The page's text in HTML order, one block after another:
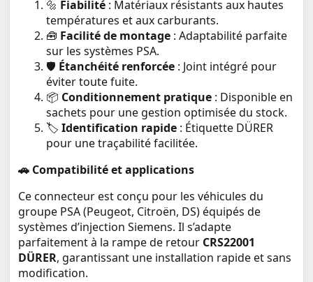
🔩 Fiabilité : Matériaux résistants aux hautes
températures et aux carburants.
🧰 Facilité de montage : Adaptabilité parfaite
sur les systèmes PSA.
🛡️ Étanchéité renforcée : Joint intégré pour
éviter toute fuite.
📦 Conditionnement pratique : Disponible en
sachets pour une gestion optimisée du stock.
🏷️Identification rapide : Étiquette DÜRER
pour une traçabilité facilitée.
🚗 Compatibilité et applications
Ce connecteur est conçu pour les véhicules du
groupe PSA (Peugeot, Citroën, DS) équipés de
systèmes d’injection Siemens. Il s’adapte
parfaitement à la rampe de retour CRS22001
DÜRER, garantissant une installation rapide et sans
modification.